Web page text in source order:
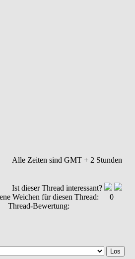
Alle Zeiten sind GMT + 2 Stunden
Ist dieser Thread interessant?
Weichen für diesen Thread:
0
Thread-Bewertung: